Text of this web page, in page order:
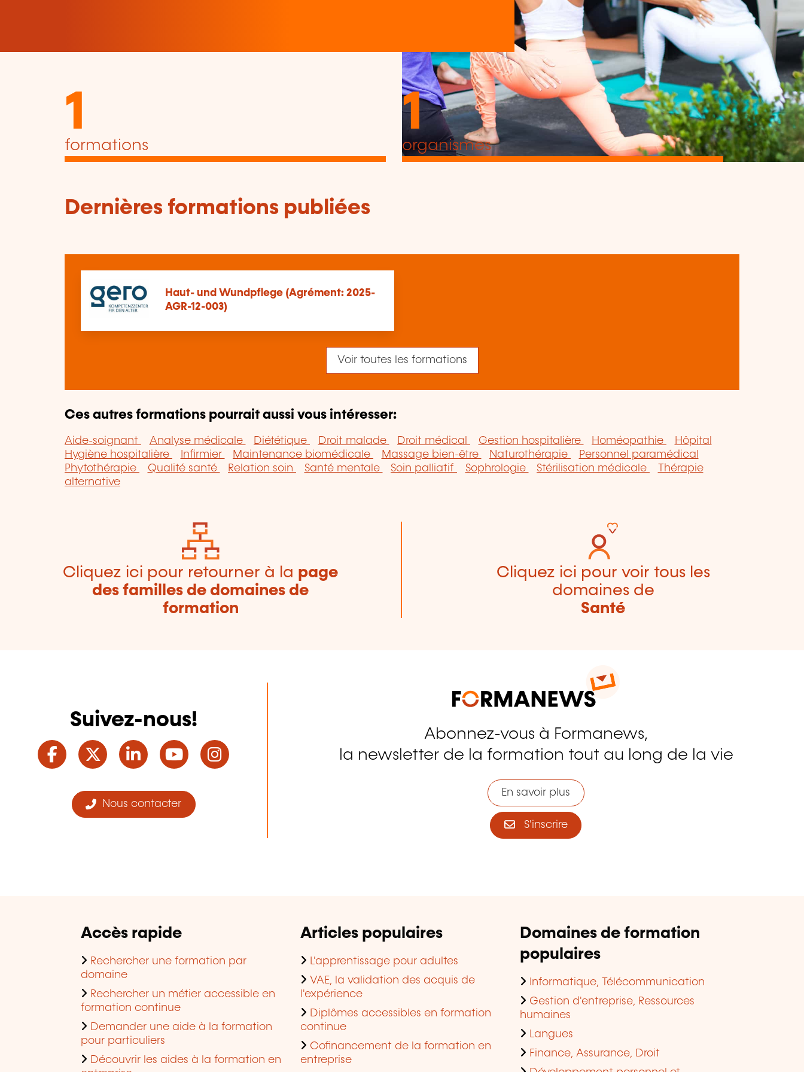
1
formations
1
organismes
Dernières formations publiées
Haut- und Wundpflege (Agrément: 2025-
AGR-12-003)
Voir toutes les formations
Ces autres formations pourrait aussi vous intéresser:
Aide-soignant Analyse médicale Diététique Droit malade Droit médical Gestion hospitalière Homéopathie
Hôpital
Hygiène hospitalière
Infirmier Maintenance biomédicale Massage bien-être Naturothérapie
Personnel paramédical
Phytothérapie
Qualité santé Relation soin Santé mentale Soin palliatif Sophrologie Stérilisation médicale
Thérapie
alternative
Cliquez ici pour retourner à la page
des familles de domaines de
formation
Cliquez ici pour voir tous les
domaines de
Santé
Suivez-nous!
Facebook
TwitterLinkedInYouTube
Nous contacter
Abonnez-vous à Formanews,
la newsletter de la formation tout au long de la vie
En savoir plus
S'inscrire
Accès rapide
Rechercher une formation par
domaine
Rechercher un métier accessible en
formation continue
Demander une aide à la formation
pour particuliers
Découvrir les aides à la formation en
Articles populaires
L'apprentissage pour adultes
VAE, la validation des acquis de
l'expérience
Diplômes accessibles en formation
continue
Cofinancement de la formation en
entreprise
Domaines de formation
populaires
Informatique, Télécommunication
Gestion d'entreprise, Ressources
humaines
Langues
Finance, Assurance, Droit